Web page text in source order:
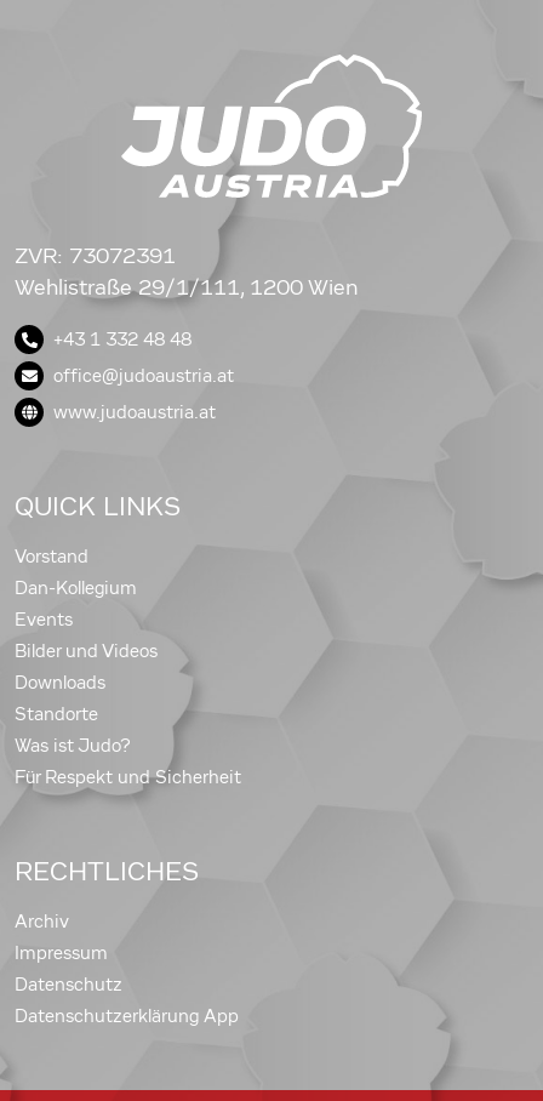
ZVR: 73072391
Wehlistraße 29/1/111, 1200 Wien
+43 1 332 48 48
office@judoaustria.at
www.judoaustria.at
QUICK LINKS
Vorstand
Dan-Kollegium
Events
Bilder und Videos
Downloads
Standorte
Was ist Judo?
Für Respekt und Sicherheit
RECHTLICHES
Archiv
Impressum
Datenschutz
Datenschutzerklärung App